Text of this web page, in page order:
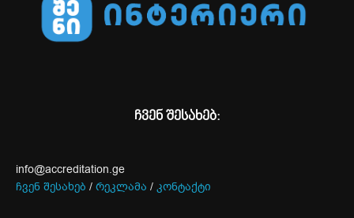
ჩვენ შესახებ:
info@accreditation.ge
ჩვენ შესახებ / რეკლამა / კონტაქტი